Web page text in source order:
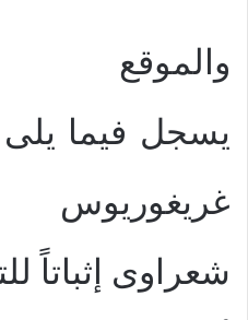
والموقع
يسجل فيما يلى
شعراوى إثباتاً